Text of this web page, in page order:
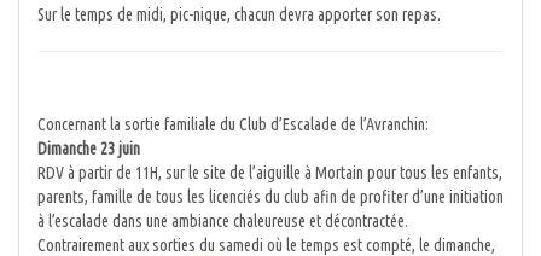
Sur le temps de midi, pic-nique, chacun devra apporter son repas.
Concernant la sortie familiale du Club d’Escalade de l’Avranchin:
Dimanche 23 juin
RDV à partir de 11H, sur le site de l’aiguille à Mortain pour tous les enfants,
parents, famille de tous les licenciés du club afin de profiter d’une initiation
à l’escalade dans une ambiance chaleureuse et décontractée.
Contrairement aux sorties du samedi où le temps est compté, le dimanche,